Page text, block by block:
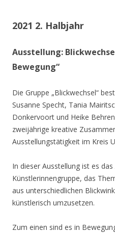
2021 2. Halbjahr
Ausstellung:
Bewegung“
Die Gruppe „Blickwechsel“
Susanne Specht, Tania
Donkervoort und Heike
zweijährige kreative
Ausstellungstätigkeit im Kreis
In dieser Ausstellung ist es
Künstlerinnengruppe, das
aus unterschiedlichen
künstlerisch umzusetzen.
Zum einen sind es in